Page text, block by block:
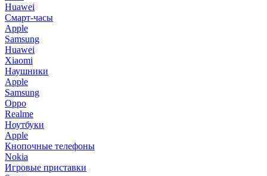
Huawei
Смарт-часы
Apple
Samsung
Huawei
Xiaomi
Наушники
Apple
Samsung
Oppo
Realme
Ноутбуки
Apple
Кнопочные телефоны
Nokia
Игровые приставки